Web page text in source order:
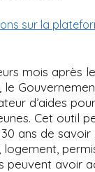
sur la
mois après
d’aides
Cet outil
ans de savoir
peuvent avoir